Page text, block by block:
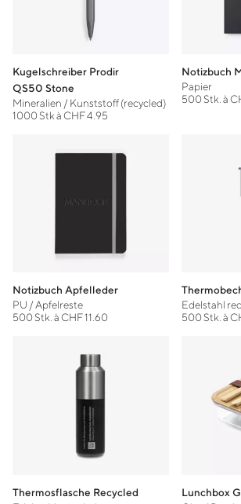
Kugelschreiber Prodir
QS50 Stone
Mineralien / Kunststoff (recycled)
1000 Stk à CHF 4.95
Notizbuch
Papier
500 Stk. à
Notizbuch Apfelleder
PU / Apfelreste
500 Stk. à CHF 11.60
Edelstahl
500 Stk. à
Thermosflasche Recycled
Lunchbox